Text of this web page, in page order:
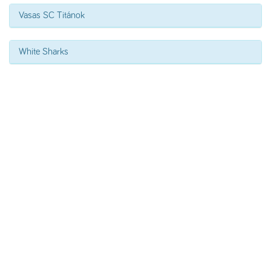
Vasas SC Titánok
White Sharks